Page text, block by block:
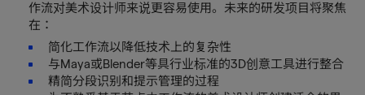
作流对美术设计师来说更容易使用。未来的研发项目将聚焦
在：
简化工作流以降低技术上的复杂性
与Maya或Blender等具行业标准的3D创意工具进行整合
精简分段识别和提示管理的过程